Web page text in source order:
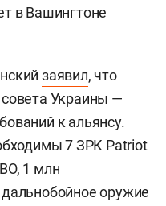
в Вашингтоне
заявил, что
Украины —
к альянсу.
7 ЗРК Patriot
1 млн
оружие